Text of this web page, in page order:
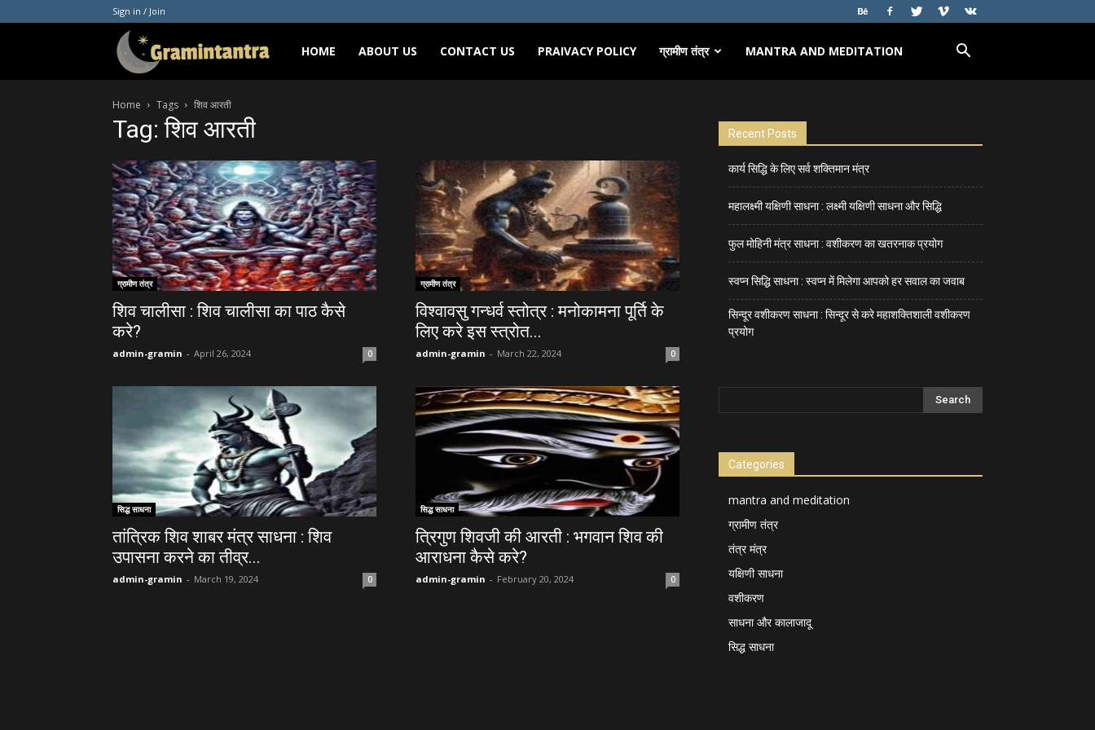
Sign in / Join
Gramintantra
HOME ABOUT US CONTACT US PRAIVACY POLICY ग्रामीण तंत्र MANTRA AND MEDITATION
Home Tags शिव आरती
Tag: शिव आरती
ग्रामीण तंत्र
शिव चालीसा : शिव चालीसा का पाठ कैसे
करे?
admin-gramin - April 26, 2024 0
ग्रामीण तंत्र
विश्वावसु गन्धर्व स्तोत्र : मनोकामना पूर्ति के
लिए करे इस स्त्रोत...
admin-gramin - March 22, 2024 0
सिद्ध साधना
तांत्रिक शिव शाबर मंत्र साधना : शिव
उपासना करने का तीव्र...
admin-gramin - March 19, 2024 0
सिद्ध साधना
त्रिगुण शिवजी की आरती : भगवान शिव की
आराधना कैसे करे?
admin-gramin - February 20, 2024 0
Recent Posts
कार्य सिद्धि के लिए सर्व शक्तिमान मंत्र
महालक्ष्मी यक्षिणी साधना : लक्ष्मी यक्षिणी साधना और सिद्धि
फुल मोहिनी मंत्र साधना : वशीकरण का खतरनाक प्रयोग
स्वप्न सिद्धि साधना : स्वप्न में मिलेगा आपको हर सवाल का जवाब
सिन्दूर वशीकरण साधना : सिन्दूर से करे महाशक्तिशाली वशीकरण
प्रयोग
Categories
mantra and meditation
ग्रामीण तंत्र
तंत्र मंत्र
यक्षिणी साधना
वशीकरण
साधना और कालाजादू
सिद्ध साधना